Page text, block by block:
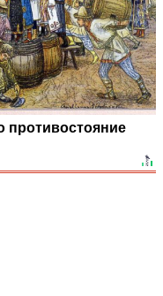
противостояние